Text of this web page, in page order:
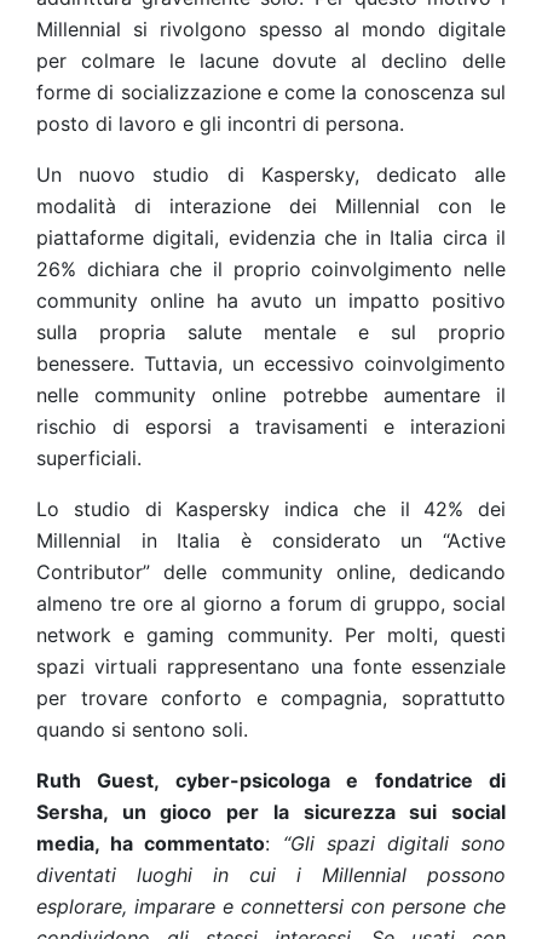
Millennial si rivolgono spesso al mondo digitale
per colmare le lacune dovute al declino delle
forme di socializzazione e come la conoscenza sul
posto di lavoro e gli incontri di persona.
Un nuovo studio di Kaspersky, dedicato alle
modalità di interazione dei Millennial con le
piattaforme digitali, evidenzia che in Italia circa il
26% dichiara che il proprio coinvolgimento nelle
community online ha avuto un impatto positivo
sulla propria salute mentale e sul proprio
benessere. Tuttavia, un eccessivo coinvolgimento
nelle community online potrebbe aumentare il
rischio di esporsi a travisamenti e interazioni
superficiali.
Lo studio di Kaspersky indica che il 42% dei
Millennial in Italia è considerato un “Active
Contributor” delle community online, dedicando
almeno tre ore al giorno a forum di gruppo, social
network e gaming community. Per molti, questi
spazi virtuali rappresentano una fonte essenziale
per trovare conforto e compagnia, soprattutto
quando si sentono soli.
Ruth Guest, cyber-psicologa e fondatrice di
Sersha, un gioco per la sicurezza sui social
media, ha commentato: “Gli spazi digitali sono
diventati luoghi in cui i Millennial possono
esplorare, imparare e connettersi con persone che